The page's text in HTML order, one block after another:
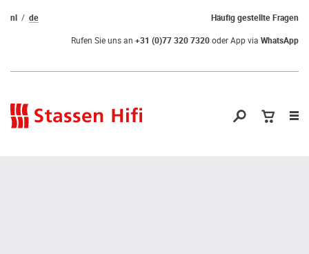
Häufig gestellte Fragen
nl de
Rufen Sie uns an +31 (0)77 320 7320oder App via WhatsApp